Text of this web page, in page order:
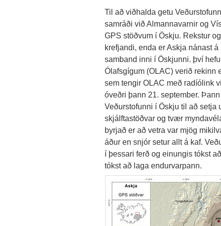
Til að viðhalda getu
samráði við Almannavarnir og
GPS stöðvum í Öskju. Rekstur
krefjandi, enda er Askja nánast
samband inni í Öskjunni. því
Ólafsgígum (OLAC) verið rekinn
sem tengir OLAC með radíólink
óveðri þann 21. september.
Veðurstofunni í Öskju til að
skjálftastöðvar og tvær
byrjað er að vetra var mjög
áður en snjór setur allt á kaf.
í þessari ferð og einungis tókst
tókst að laga endurvarpann.